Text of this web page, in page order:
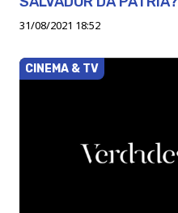
31/08/2021 18:52
CINEMA & TV